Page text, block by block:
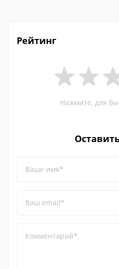
Рейтинг
Нажмите, для
Ваше имя*
Ваш email*
Комментарий*